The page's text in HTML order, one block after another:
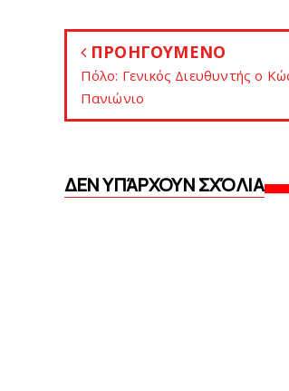
ΠΡΟΗΓΟΥΜΕΝΟ
Πόλο: Γενικός Διευθυντής ο
Πανιώνιo
ΔΕΝ ΥΠΆΡΧΟΥΝ ΣΧΌΛΙΑ